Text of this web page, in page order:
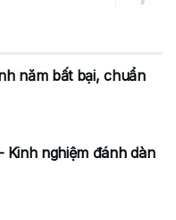
năm bất bại, chuẩn
Kinh nghiệm đánh dàn